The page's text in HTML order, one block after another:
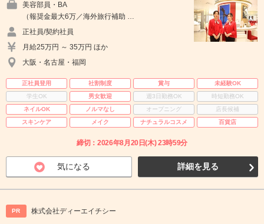
美容部員・BA
（報奨金最大6万／海外旅行補助 …
正社員/契約社員
月給25万円 ～ 35万円 ほか
大阪・名古屋・福岡
正社員登用 社割制度 賞与
未経験OK
学生OK
男女歓迎 週3日勤務OK
時短勤務OK
ネイルOK
ノルマなし オープニング
店長候補
スキンケア
メイク ナチュラルコスメ 百貨店
締切：2026年8月20日(木) 23時59分
気になる 詳細を見る
PR 株式会社ディーエイチシー